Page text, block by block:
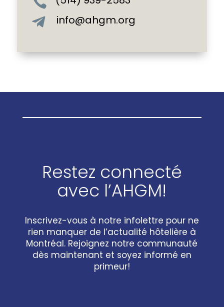
 info@ahgm.org
Restez connecté
avec l’AHGM!
Inscrivez-vous à notre infolettre pour ne
rien manquer de l’actualité hôtelière à
Montréal. Rejoignez notre communauté
dès maintenant et soyez informé en
primeur!